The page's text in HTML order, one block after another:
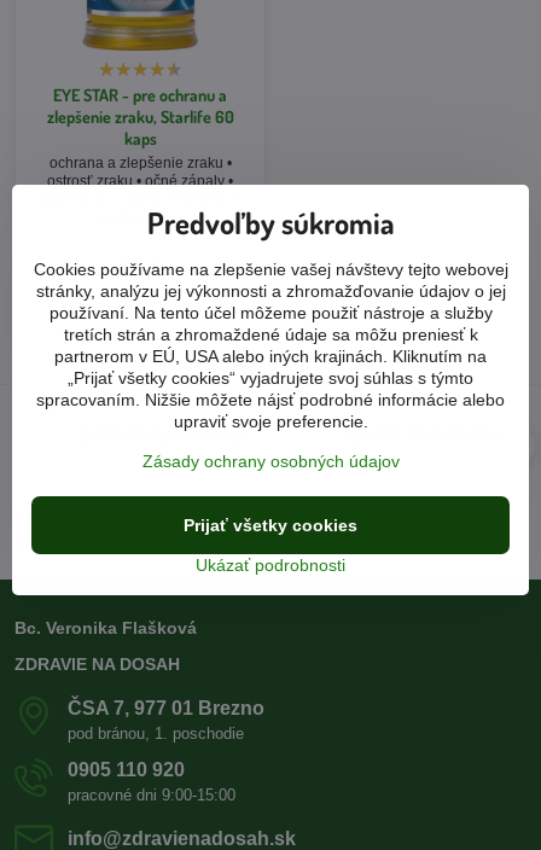
EYE STAR - pre ochranu a
zlepšenie zraku, Starlife 60
kaps
ochrana a zlepšenie zraku •
ostrosť zraku • očné zápaly •
svetloplachosť
33 €
Do košíka
prírodné produkty rýchle doručenie
Ako sú s našimi produktmi a službami spokojní samotní
Bc. Veronika Flašková
ZDRAVIE NA DOSAH
ČSA 7, 977 01 Brezno
pod bránou, 1. poschodie
0905 110 920
pracovné dni 9:00-15:00
info​@zdravienadosah​.sk
Predvoľby súkromia
Cookies používame na zlepšenie vašej návštevy tejto webovej
stránky, analýzu jej výkonnosti a zhromažďovanie údajov o jej
používaní. Na tento účel môžeme použiť nástroje a služby
tretích strán a zhromaždené údaje sa môžu preniesť k
partnerom v EÚ, USA alebo iných krajinách. Kliknutím na
„Prijať všetky cookies“ vyjadrujete svoj súhlas s týmto
spracovaním. Nižšie môžete nájsť podrobné informácie alebo
upraviť svoje preferencie.
Zásady ochrany osobných údajov
Ukázať podrobnosti
Prijať všetky cookies